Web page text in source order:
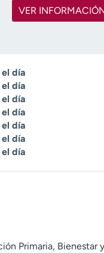
VER
el día
el día
el día
el día
el día
el día
el día
Primaria, Bienestar y